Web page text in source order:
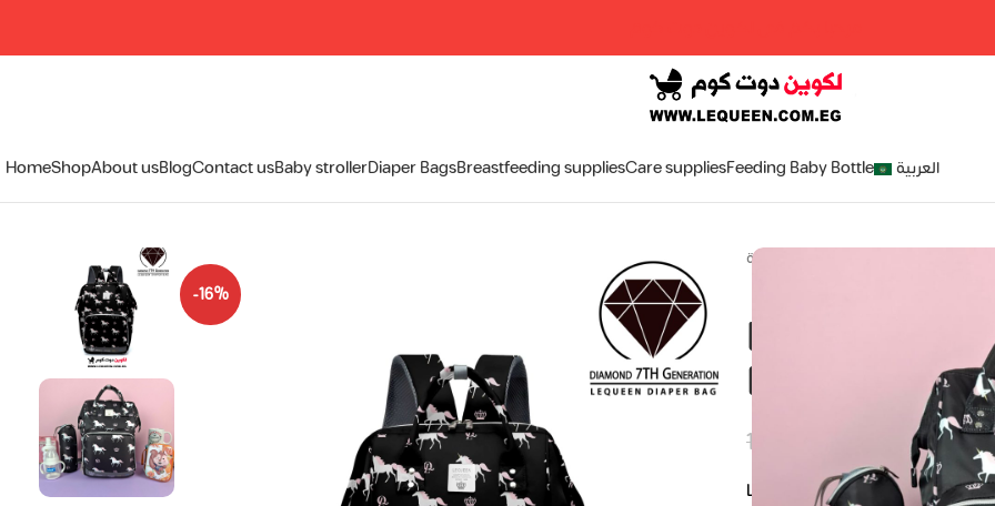
HomeShopAbout usBlogContact usBaby strollerDiaper BagsBreastfeeding suppliesCare suppliesFeeding Baby Bottle العربية
-16%
الرئيسية
EGP
EGP
LEQUEEN
Black
1,850.00 1,550.00
LEQUEEN Bag 7TH